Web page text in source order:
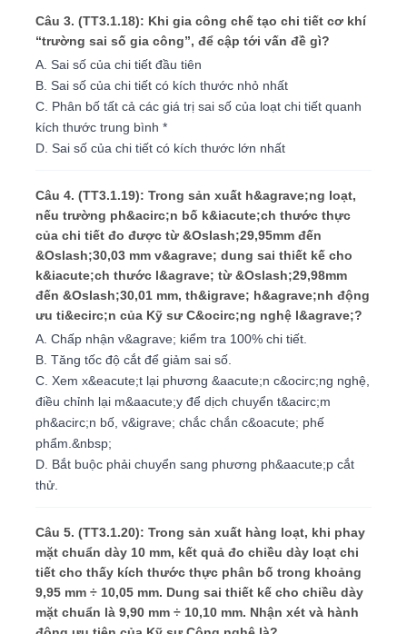
Câu 3. (TT3.1.18): Khi gia công chế tạo chi tiết cơ khí
“trường sai số gia công”, để cập tới vấn đề gì?
A. Sai số của chi tiết đầu tiên
B. Sai số của chi tiết có kích thước nhỏ nhất
C. Phân bố tất cả các giá trị sai số của loạt chi tiết quanh
kích thước trung bình *
D. Sai số của chi tiết có kích thước lớn nhất
Câu 4. (TT3.1.19): Trong sản xuất h&agrave;ng loạt,
nếu trường ph&acirc;n bố k&iacute;ch thước thực
của chi tiết đo được từ &Oslash;29,95mm đến
&Oslash;30,03 mm v&agrave; dung sai thiết kế cho
k&iacute;ch thước l&agrave; từ &Oslash;29,98mm
đến &Oslash;30,01 mm, th&igrave; h&agrave;nh động
ưu ti&ecirc;n của Kỹ sư C&ocirc;ng nghệ l&agrave;?
A. Chấp nhận v&agrave; kiểm tra 100% chi tiết.
B. Tăng tốc độ cắt để giảm sai số.
C. Xem x&eacute;t lại phương &aacute;n c&ocirc;ng nghệ,
điều chỉnh lại m&aacute;y để dịch chuyển t&acirc;m
ph&acirc;n bố, v&igrave; chắc chắn c&oacute; phế
phẩm.&nbsp;
D. Bắt buộc phải chuyển sang phương ph&aacute;p cắt
thử.
Câu 5. (TT3.1.20): Trong sản xuất hàng loạt, khi phay
mặt chuẩn dày 10 mm, kết quả đo chiều dày loạt chi
tiết cho thấy kích thước thực phân bố trong khoảng
9,95 mm ÷ 10,05 mm. Dung sai thiết kế cho chiều dày
mặt chuẩn là 9,90 mm ÷ 10,10 mm. Nhận xét và hành